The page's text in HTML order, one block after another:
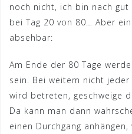
noch nicht, ich bin nach
bei Tag 20 von 80… Aber
absehbar:
Am Ende der 80 Tage
sein. Bei weitem nicht
wird betreten, geschweige
Da kann man dann
einen Durchgang